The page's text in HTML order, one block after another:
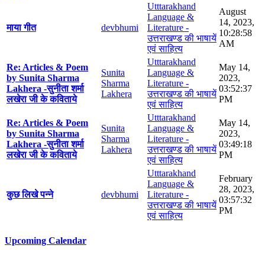
माया गीत devbhumi
Utttarakhand
Language &
Literature -
उत्तराखण्ड की भाषायें
एवं साहित्य
August
14, 2023,
10:28:58
AM
Re: Articles & Poem
by Sunita Sharma
Lakhera -सुनीता शर्मा
लखेरा जी के कविताये
Sunita
Sharma
Lakhera
Utttarakhand
Language &
Literature -
उत्तराखण्ड की भाषायें
एवं साहित्य
May 14,
2023,
03:52:37
PM
Re: Articles & Poem
by Sunita Sharma
Lakhera -सुनीता शर्मा
लखेरा जी के कविताये
Sunita
Sharma
Lakhera
Utttarakhand
Language &
Literature -
उत्तराखण्ड की भाषायें
एवं साहित्य
May 14,
2023,
03:49:18
PM
कुछ लिखे पन्ने devbhumi
Utttarakhand
Language &
Literature -
उत्तराखण्ड की भाषायें
एवं साहित्य
February
28, 2023,
03:57:32
PM
Upcoming Calendar